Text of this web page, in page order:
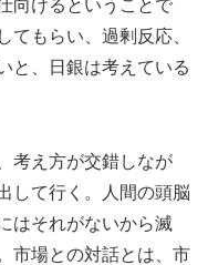
向けるということで
てもらい、過剰反応、
と、日銀は考えている
考え方が交錯しなが
して行く。人間の頭脳
はそれがないから滅
市場との対話とは、市